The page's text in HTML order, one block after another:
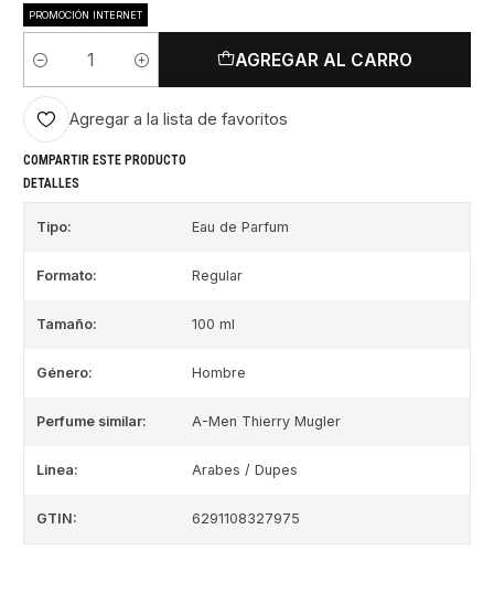
PROMOCIÓN INTERNET
Cantidad
AGREGAR AL CARRO
Agregar a la lista de favoritos
COMPARTIR ESTE PRODUCTO
DETALLES
Tipo: Eau de Parfum
Formato: Regular
Tamaño: 100 ml
Género: Hombre
Perfume similar: A-Men Thierry Mugler
Linea: Arabes / Dupes
GTIN: 6291108327975